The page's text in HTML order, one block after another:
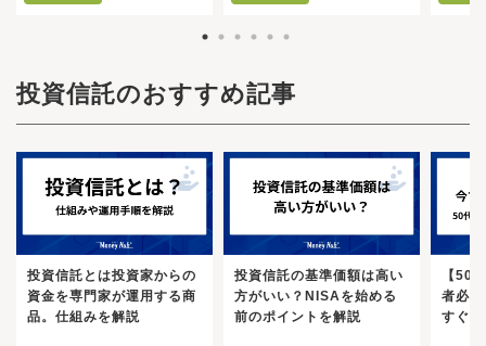
投資信託のおすすめ記事
投資信託とは投資家からの
資金を専門家が運用する商
品。仕組みを解説
投資信託の基準価額は高い
方がいい？NISAを始める
前のポイントを解説
【50
者必
すぐ